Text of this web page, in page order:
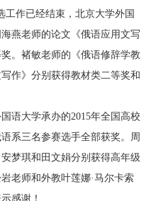
工作已经结束，北京大学外国
燕老师的论文《俄语应用文写
。褚敏老师的《俄语修辞学教
作》分别获得教材类二等奖和
语大学承办的2015年全国高校
系三名参赛选手全部获奖。周
梦琪和田文娟分别获得高年级
老师和外教叶莲娜·马尔卡索
感谢！